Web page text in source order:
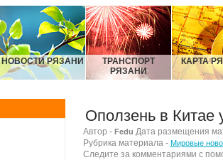
НОВОСТИ РЯЗАНИ
ТРАНСПОРТ
РЯЗАНИ
КАРТА
Оползень в Китае
Автор - Fedu Дата размещения
Рубрика материала - Мировые
Следите за комментариями с